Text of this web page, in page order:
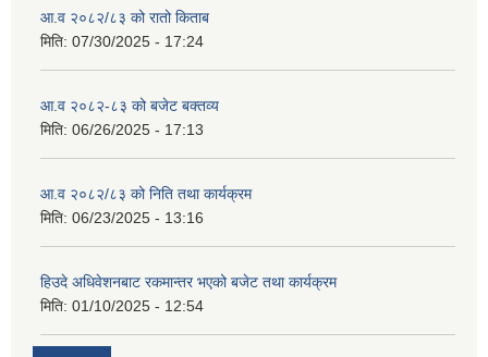
आ.व २०८२/८३ को रातो किताब
मिति: 07/30/2025 - 17:24
आ.व २०८२-८३ को बजेट बक्तव्य
मिति: 06/26/2025 - 17:13
आ.व २०८२/८३ को निति तथा कार्यक्रम
मिति: 06/23/2025 - 13:16
हिउदे अधिवेशनबाट रकमान्तर भएको बजेट तथा कार्यक्रम
मिति: 01/10/2025 - 12:54